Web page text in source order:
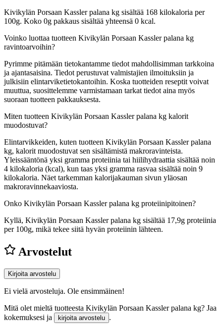
Kivikylän Porsaan Kassler palana kg sisältää 168 kilokaloria per
100g. Koko 0g pakkaus sisältää yhteensä 0 kcal.
Voinko luottaa tuotteen Kivikylän Porsaan Kassler palana kg
ravintoarvoihin?
Pyrimme pitämään tietokantamme tiedot mahdollisimman tarkkoina
ja ajantasaisina. Tiedot perustuvat valmistajien ilmoituksiin ja
julkisiin elintarviketietokantoihin. Koska tuotteiden reseptit voivat
muuttua, suosittelemme varmistamaan tarkat tiedot aina myös
suoraan tuotteen pakkauksesta.
Miten tuotteen Kivikylän Porsaan Kassler palana kg kalorit
muodostuvat?
Elintarvikkeiden, kuten tuotteen Kivikylän Porsaan Kassler palana
kg, kalorit muodostuvat sen sisältämistä makroravinteista.
Yleissääntönä yksi gramma proteiinia tai hiilihydraattia sisältää noin
4 kilokaloria (kcal), kun taas yksi gramma rasvaa sisältää noin 9
kilokaloria. Näet tarkemman kalorijakauman sivun yläosan
makroravinnekaaviosta.
Onko Kivikylän Porsaan Kassler palana kg proteiinipitoinen?
Kyllä, Kivikylän Porsaan Kassler palana kg sisältää 17,9g proteiinia
per 100g, mikä tekee siitä hyvän proteiinin lähteen.
Arvostelut
Kirjoita arvostelu
Ei vielä arvosteluja. Ole ensimmäinen!
Mitä olet mieltä tuotteesta Kivikylän Porsaan Kassler palana kg? Jaa
kokemuksesi ja
kirjoita arvostelu .